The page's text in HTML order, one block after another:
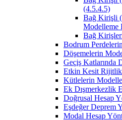
(4.5.4.5)
Bağ Kirişli
Modelleme
Bağ
Bodrum
Döşemelerin
Geçiş Katlarında
Etkin Kesit
Kütlelerin
Ek Dışmerkezlik
Doğrusal Hesap
Eşdeğer Deprem
Modal Hesap